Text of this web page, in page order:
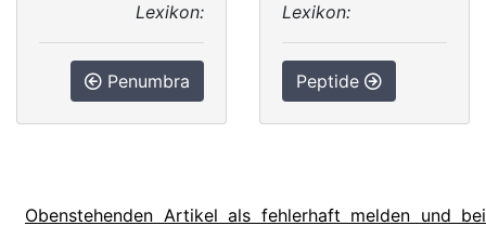
Lexikon:
Penumbra
Lexikon:
Peptide
Obenstehenden Artikel als fehlerhaft melden und bei